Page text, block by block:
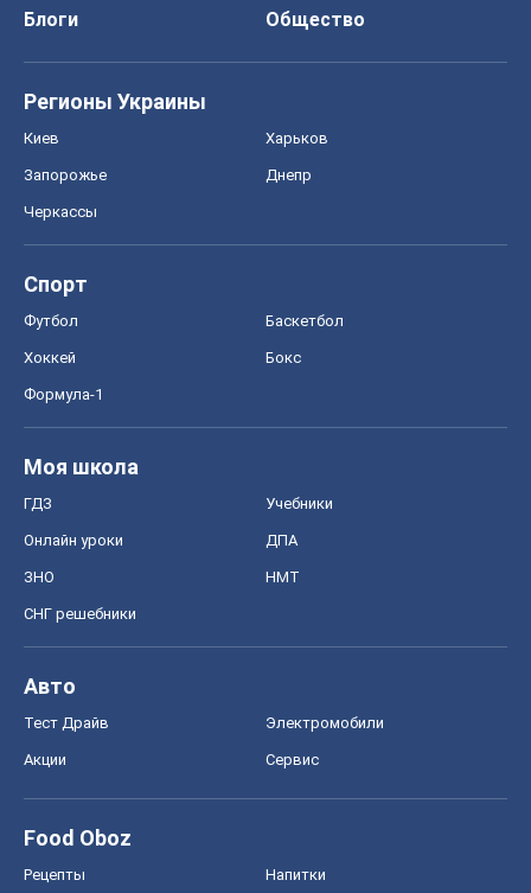
Блоги
Общество
Регионы Украины
Киев Харьков
Запорожье Днепр
Черкассы
Спорт
Футбол Баскетбол
Хоккей Бокс
Формула-1
Моя школа
ГДЗ Учебники
Онлайн уроки ДПА
ЗНО НМТ
СНГ решебники
Авто
Тест Драйв Электромобили
Акции Сервис
Food Oboz
Рецепты Напитки